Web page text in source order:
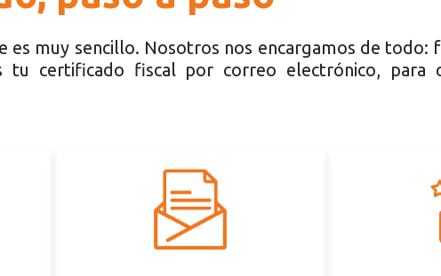
es muy sencillo. Nosotros nos encargamos de todo:
tu certificado fiscal por correo electrónico, para